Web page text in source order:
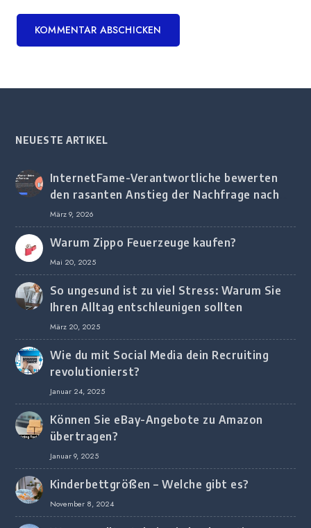
NEUESTE ARTIKEL
InternetFame-Verantwortliche bewerten
den rasanten Anstieg der Nachfrage nach
digitalem Marketing bei deutschen
Unternehmen
März 9, 2026
Warum Zippo Feuerzeuge kaufen?
Mai 20, 2025
So ungesund ist zu viel Stress: Warum Sie
Ihren Alltag entschleunigen sollten
März 20, 2025
Wie du mit Social Media dein Recruiting
revolutionierst?
Januar 24, 2025
Können Sie eBay-Angebote zu Amazon
übertragen?
Januar 9, 2025
Kinderbettgrößen – Welche gibt es?
November 8, 2024